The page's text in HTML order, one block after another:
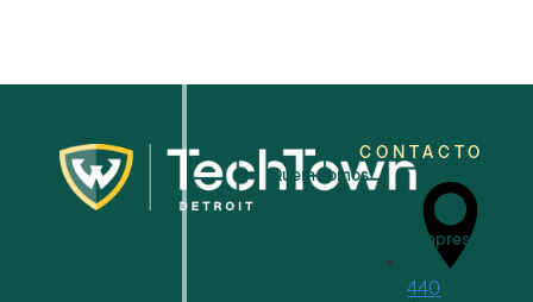
2026
this
this
Quem somos
Para as pequenas empresas
CONTACTO
440